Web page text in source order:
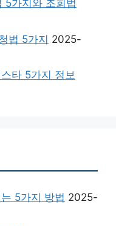
5가지와 조회법
법 5가지 2025-
타 5가지 정보
5가지 방법 2025-